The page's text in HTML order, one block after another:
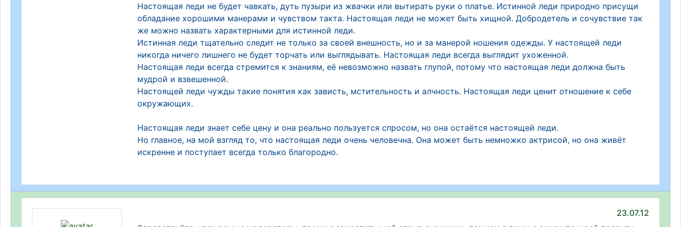
Настоящая леди не будет чавкать, дуть пузыри из жвачки или вытирать руки о платье. Истинной леди природно присущи
обладание хорошими манерами и чувством такта. Настоящая леди не может быть хищной. Добродетель и сочувствие так
же можно назвать характерными для истинной леди.
Истинная леди тщательно следит не только за своей внешность, но и за манерой ношения одежды. У настоящей леди
никогда ничего лишнего не будет торчать или выглядывать. Настоящая леди всегда выглядит ухоженной.
Настоящая леди всегда стремится к знаниям, её невозможно назвать глупой, потому что настоящая леди должна быть
мудрой и взвешенной.
Настоящей леди чужды такие понятия как зависть, мстительность и алчность. Настоящая леди ценит отношение к себе
окружающих.
Настоящая леди знает себе цену и она реально пользуется спросом, но она остаётся настоящей леди.
Но главное, на мой взгляд то, что настоящая леди очень человечна. Она может быть немножко актрисой, но она живёт
искренне и поступает всегда только благородно.
23.07.12